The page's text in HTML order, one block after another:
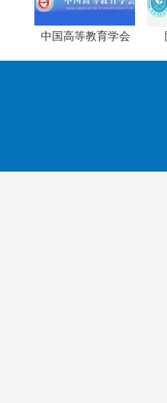
中国高等教育学会